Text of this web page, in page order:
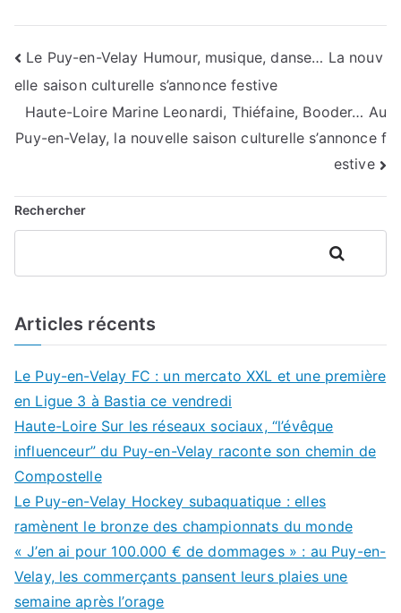
Navigation
de
l’article
Le Puy-en-Velay Humour, musique, danse… La nouv
elle saison culturelle s’annonce festive
Haute-Loire Marine Leonardi, Thiéfaine, Booder… Au
Puy-en-Velay, la nouvelle saison culturelle s’annonce f
estive
Rechercher
Rechercher
Articles récents
Le Puy-en-Velay FC : un mercato XXL et une première
en Ligue 3 à Bastia ce vendredi
Haute-Loire Sur les réseaux sociaux, “l’évêque
influenceur” du Puy-en-Velay raconte son chemin de
Compostelle
Le Puy-en-Velay Hockey subaquatique : elles
ramènent le bronze des championnats du monde
« J’en ai pour 100.000 € de dommages » : au Puy-en-
Velay, les commerçants pansent leurs plaies une
semaine après l’orage